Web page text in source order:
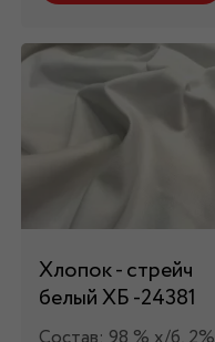
Хлопок - стрейч
белый ХБ -24381